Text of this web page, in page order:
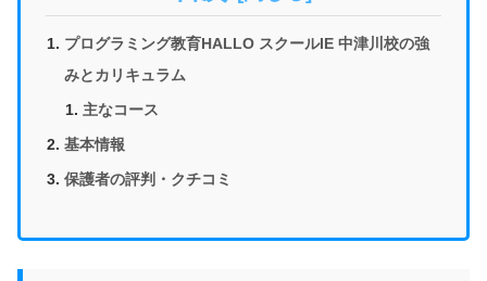
プログラミング教育HALLO スクールIE 中津川校の強
みとカリキュラム
主なコース
基本情報
保護者の評判・クチコミ